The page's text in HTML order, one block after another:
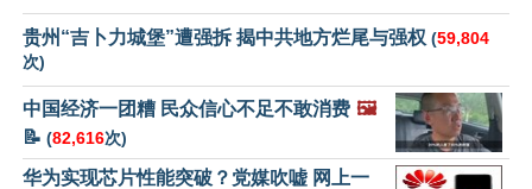
贵州“吉卜力城堡”遭强拆 揭中共地方烂尾与强权 (59,804
次)
中国经济一团糟 民众信心不足不敢消费 🖼️
📝 (82,616次)
华为实现芯片性能突破？党媒吹嘘 网上一